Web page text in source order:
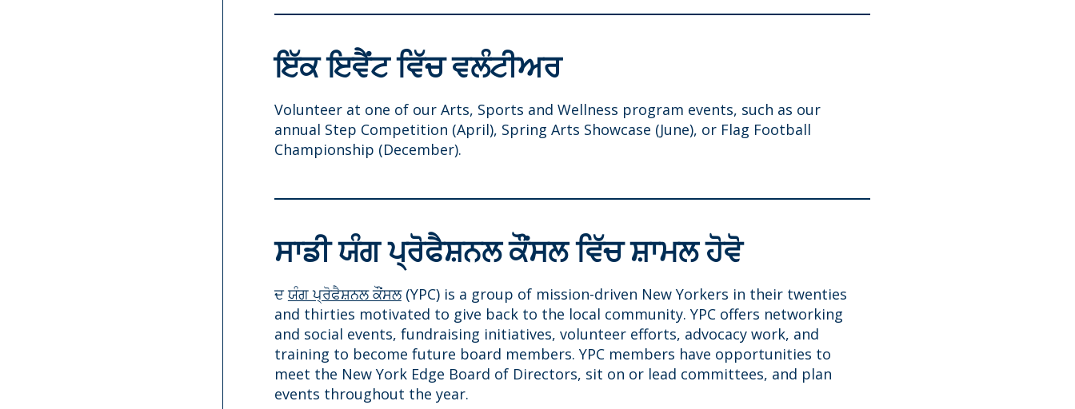
ਇੱਕ ਇਵੈਂਟ ਵਿੱਚ ਵਲੰਟੀਅਰ
Volunteer at one of our Arts, Sports and Wellness program events, such as our
annual Step Competition (April), Spring Arts Showcase (June), or Flag Football
Championship (December).
ਸਾਡੀ ਯੰਗ ਪ੍ਰੋਫੈਸ਼ਨਲ ਕੌਂਸਲ ਵਿੱਚ ਸ਼ਾਮਲ ਹੋਵੋ
ਦਯੰਗ ਪ੍ਰੋਫੈਸ਼ਨਲ ਕੌਂਸਲ(YPC) is a group of mission-driven New Yorkers in their twenties
and thirties motivated to give back to the local community. YPC offers networking
and social events, fundraising initiatives, volunteer efforts, advocacy work, and
training to become future board members. YPC members have opportunities to
meet the New York Edge Board of Directors, sit on or lead committees, and plan
events throughout the year.